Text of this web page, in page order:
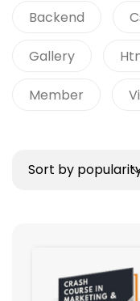
Backend
Gallery
Member
Sort by